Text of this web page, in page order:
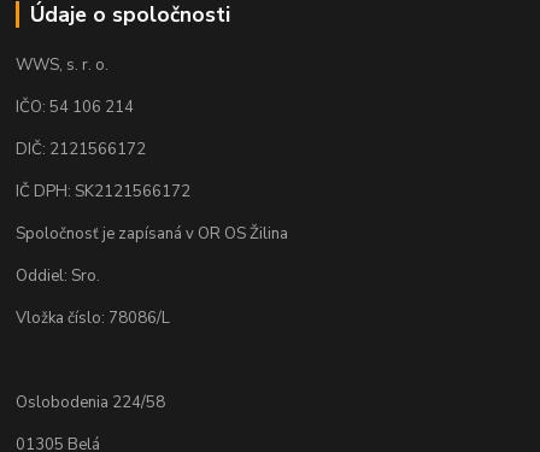
Údaje o spoločnosti
WWS, s. r. o.
IČO: 54 106 214
DIČ: 2121566172
IČ DPH: SK2121566172
Spoločnosť je zapísaná v OR OS Žilina
Oddiel: Sro.
Vložka číslo: 78086/L
Oslobodenia 224/58
01305 Belá